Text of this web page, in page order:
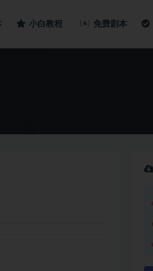
小白教程 免费剧本